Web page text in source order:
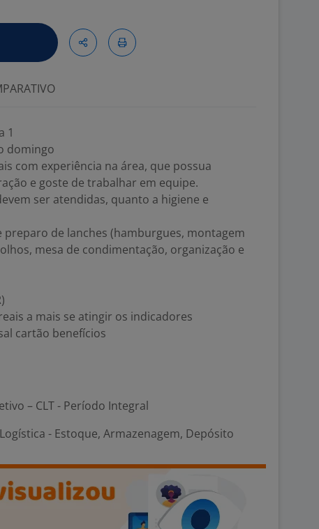
1
domingo
com experiência na área, que possua
e goste de trabalhar em equipe.
ser atendidas, quanto a higiene e
preparo de lanches (hamburgues, montagem
mesa de condimentação, organização e
a mais se atingir os indicadores
cartão benefícios
– CLT - Período Integral
- Estoque, Armazenagem, Depósito